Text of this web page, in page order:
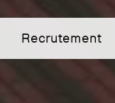
Recrutement